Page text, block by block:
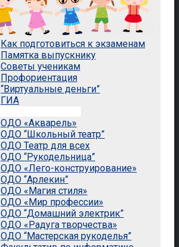
Как подготовиться к экзаменам
Памятка выпускнику
Советы ученикам
Профориентация
“Виртуальные деньги”
ГИА
ОДО «Акварель»
ОДО “Школьный театр”
ОДО Театр для всех
ОДО “Рукодельница”
ОДО «Лего-конструирование»
ОДО “Арлекин”
ОДО «Магия стиля»
ОДО «Мир профессии»
ОДО “Домашний электрик”
ОДО «Радуга творчества»
ОДО “Мастерская рукоделья”